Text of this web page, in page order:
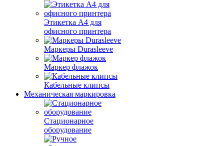
Этикетка А4 для
офисного принтера
Маркеры Durasleeve
Маркер флажок
Кабельные клипсы
Механическая маркировка
Стационарное
оборудование